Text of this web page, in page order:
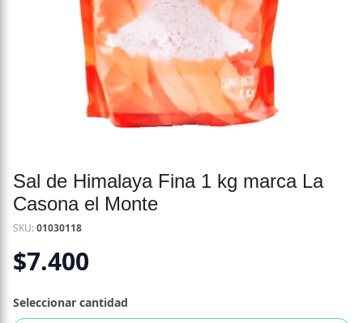
Sal de Himalaya Fina 1 kg marca La
Casona el Monte
SKU:01030118
$7.400
Seleccionar cantidad